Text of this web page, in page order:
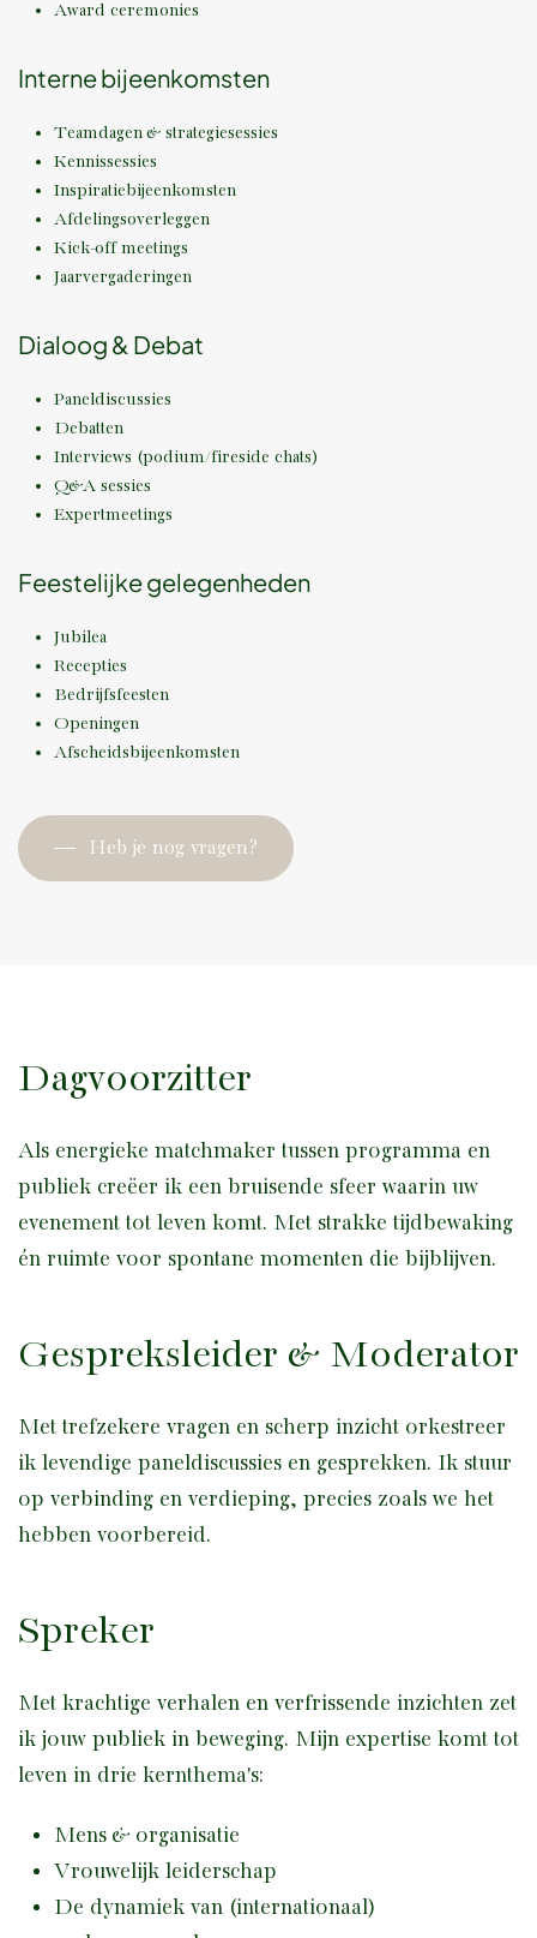
Award ceremonies
Interne bijeenkomsten
Teamdagen & strategiesessies
Kennissessies
Inspiratiebijeenkomsten
Afdelingsoverleggen
Kick-off meetings
Jaarvergaderingen
Dialoog & Debat
Paneldiscussies
Debatten
Interviews (podium/fireside chats)
Q&A sessies
Expertmeetings
Feestelijke gelegenheden
Jubilea
Recepties
Bedrijfsfeesten
Openingen
Afscheidsbijeenkomsten
Heb je nog vragen?
Dagvoorzitter
Als energieke matchmaker tussen programma en
publiek creëer ik een bruisende sfeer waarin uw
evenement tot leven komt. Met strakke tijdbewaking
én ruimte voor spontane momenten die bijblijven.
Gespreksleider & Moderator
Met trefzekere vragen en scherp inzicht orkestreer
ik levendige paneldiscussies en gesprekken. Ik stuur
op verbinding en verdieping, precies zoals we het
hebben voorbereid.
Spreker
Met krachtige verhalen en verfrissende inzichten zet
ik jouw publiek in beweging. Mijn expertise komt tot
leven in drie kernthema's:
Mens & organisatie
Vrouwelijk leiderschap
De dynamiek van (internationaal)